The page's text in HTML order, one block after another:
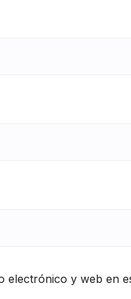
electrónico y web en